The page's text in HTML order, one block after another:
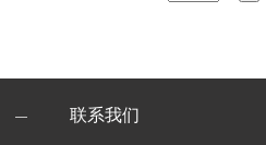
— 联系我们